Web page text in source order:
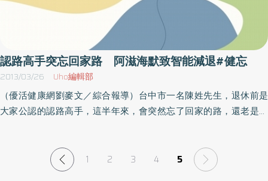
門，甚至常常忘記自己已經吃過飯，卻告訴子女：「你媽媽要餓死
我，都不弄飯給我吃。」劉奶奶流著淚，看著眼前這位如此熟悉卻
又如此陌生的親密伴侶。經友人介紹，劉爺爺的家人陪同他到署立
台中醫院的記憶保健門診求診，包含家醫科、神經內科、精神科及
中醫科醫師一同為他看診，經檢查，發現劉爺爺可能是因手術，而
導致記憶退化的情況。台中醫院心智發展科劉駿熒主任表示，老人
家遇失去親人、搬家等環境因素改變，或是自己身體發生重大疾
病、手術時，壓力使原本已存在的退化徵兆會在此時更明顯，建議
準備家人朋友照片喚起患者記憶，多關懷、陪伴，對於控制延緩老
化有很大幫助。（照片提供／行政院衛生署台中醫院）
認路高手突忘回家路 阿滋海默致智能減退#健忘
2013/03/26 Uho編輯部
（優活健康網劉麥文／綜合報導）台中市一名陳姓先生，退休前是
大家公認的認路高手，這半年來，會突然忘了回家的路，還老是反
緩，建議民眾不要輕忽家人失智警訊。台中慈濟醫院神經內科醫師
涂敏謙指出，阿茲海默症為失智症患者主要族群，它是種漸進性的
1 2 3 4 5